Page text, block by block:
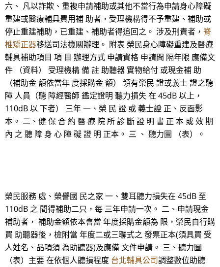
六、 凡以詐欺、重複申請補助或其他不當行為申請身心障礙
重建或醫療輔具費用補 助者，受理機構得不予重建、補助或
停止重建補助，已重建、補助者得追回之。 涉及刑責者， 脊
椎矯正器移送司法機關辦理。 附表 榮民身心障礙重建及醫療
輔具補助項目 項 目 辦理方式 申請資格 申請間 隔年限 應備文
件 （資料） 受理機構 備 註 助聽器 實物給付 或現金補 助
（補助金 額依當年 度採購金 額） 領有榮民 證或義士 證之聽
障 人員（聽 障經醫師 鑑定證明 聽力損失 在 45dB 以上，
110dB 以 下者） 三年 一、榮 民 證 或 義士證 正、反面影
本。 二、健 保 合 約 醫 療 院 所 診 斷 證 明 書 正 本 或 效 期
內 之 聽 障 身 心 障 礙 證 明 正本。 三 、 聽力圖 （表）。
榮民服務 處、榮譽國 民之家 一、雙耳聽力損失在 45dB 至
110dB 之 間得補助二只，每 三年申請一次。 二、申請現金
補助者， 補助金額依本會當 年度採購金額為 限，榮民自行購
買 助聽器後，檢附當 年度二或三聯式之 發票正本(須具買 受
人姓名、品項須 為助聽器)及應備 文件申請。 三、聽力圖
（表）主要 在依個人聽損程度 台北輔具公司調整數位助聽